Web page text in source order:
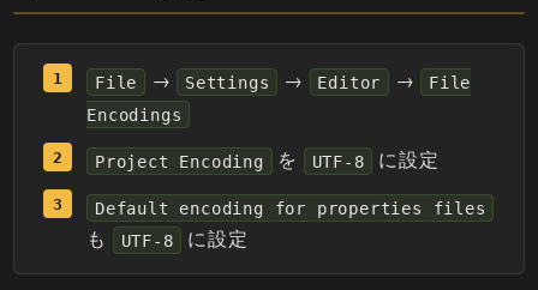
File → Settings → Editor → File
Encodings
Project Encoding を UTF-8 に設定
Default encoding for properties files
も UTF-8 に設定